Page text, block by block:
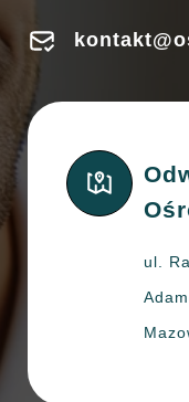
ul.